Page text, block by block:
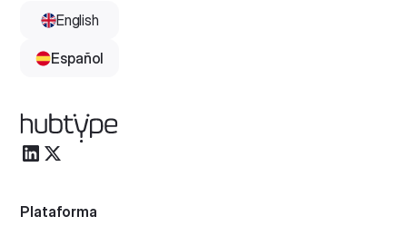
Plataforma
English
Español